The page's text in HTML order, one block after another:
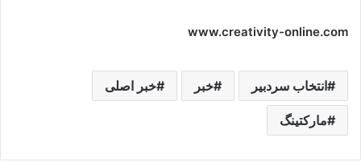
www.creativity-online.com
انتخاب سردبیر خبر خبر اصلی
مارکتینگ